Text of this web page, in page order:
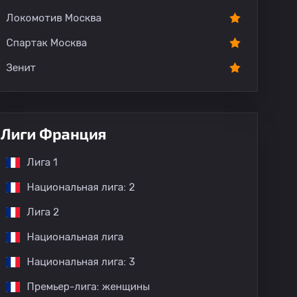
Локомотив Москва
Спартак Москва
Зенит
Лиги Франция
Лига 1
Национальная лига: 2
Лига 2
Национальная лига
Национальная лига: 3
Премьер-лига: женщины